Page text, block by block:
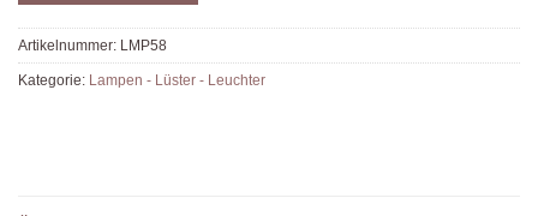
Artikelnummer: LMP58
Kategorie: Lampen - Lüster - Leuchter